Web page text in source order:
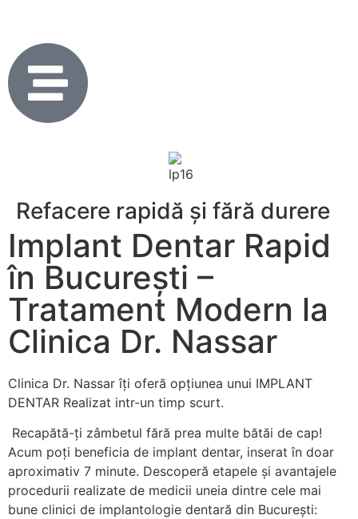
Refacere rapidă și fără durere
Implant Dentar Rapid
în București –
Tratament Modern la
Clinica Dr. Nassar
Clinica Dr. Nassar îți oferă opțiunea unui IMPLANT
DENTAR Realizat intr-un timp scurt.
Recapătă-ți zâmbetul fără prea multe bătăi de cap!
Acum poți beneficia de implant dentar, inserat în doar
aproximativ 7 minute. Descoperă etapele și avantajele
procedurii realizate de medicii uneia dintre cele mai
bune clinici de implantologie dentară din București: